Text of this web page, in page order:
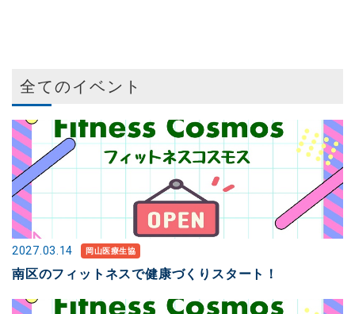
全てのイベント
2027.03.14 岡山医療生協
南区のフィットネスで健康づくりスタート！